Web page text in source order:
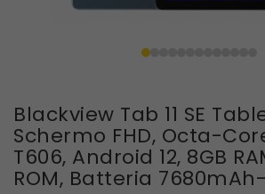
Blackview Tab 11 SE
Schermo FHD, Octa-
T606, Android 12, 8GB
ROM, Batteria